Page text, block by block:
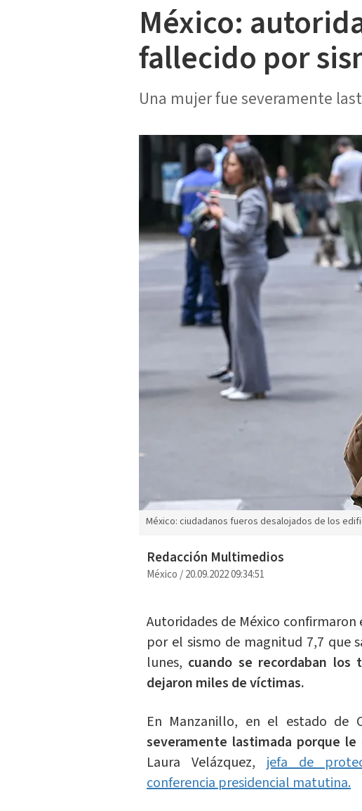
México:
fallecido por
Una mujer fue severamente
México: ciudadanos fueros desalojados de los
Redacción Multimedios
México/20.09.2022 09:34:51
Autoridades de México
por el sismo de magnitud 7,7 que
lunes, cuando se recordaban los
dejaron miles de víctimas.
En Manzanillo, en el estado de
severamente lastimada porque
Laura Velázquez, jefa de
conferencia presidencial matutina.